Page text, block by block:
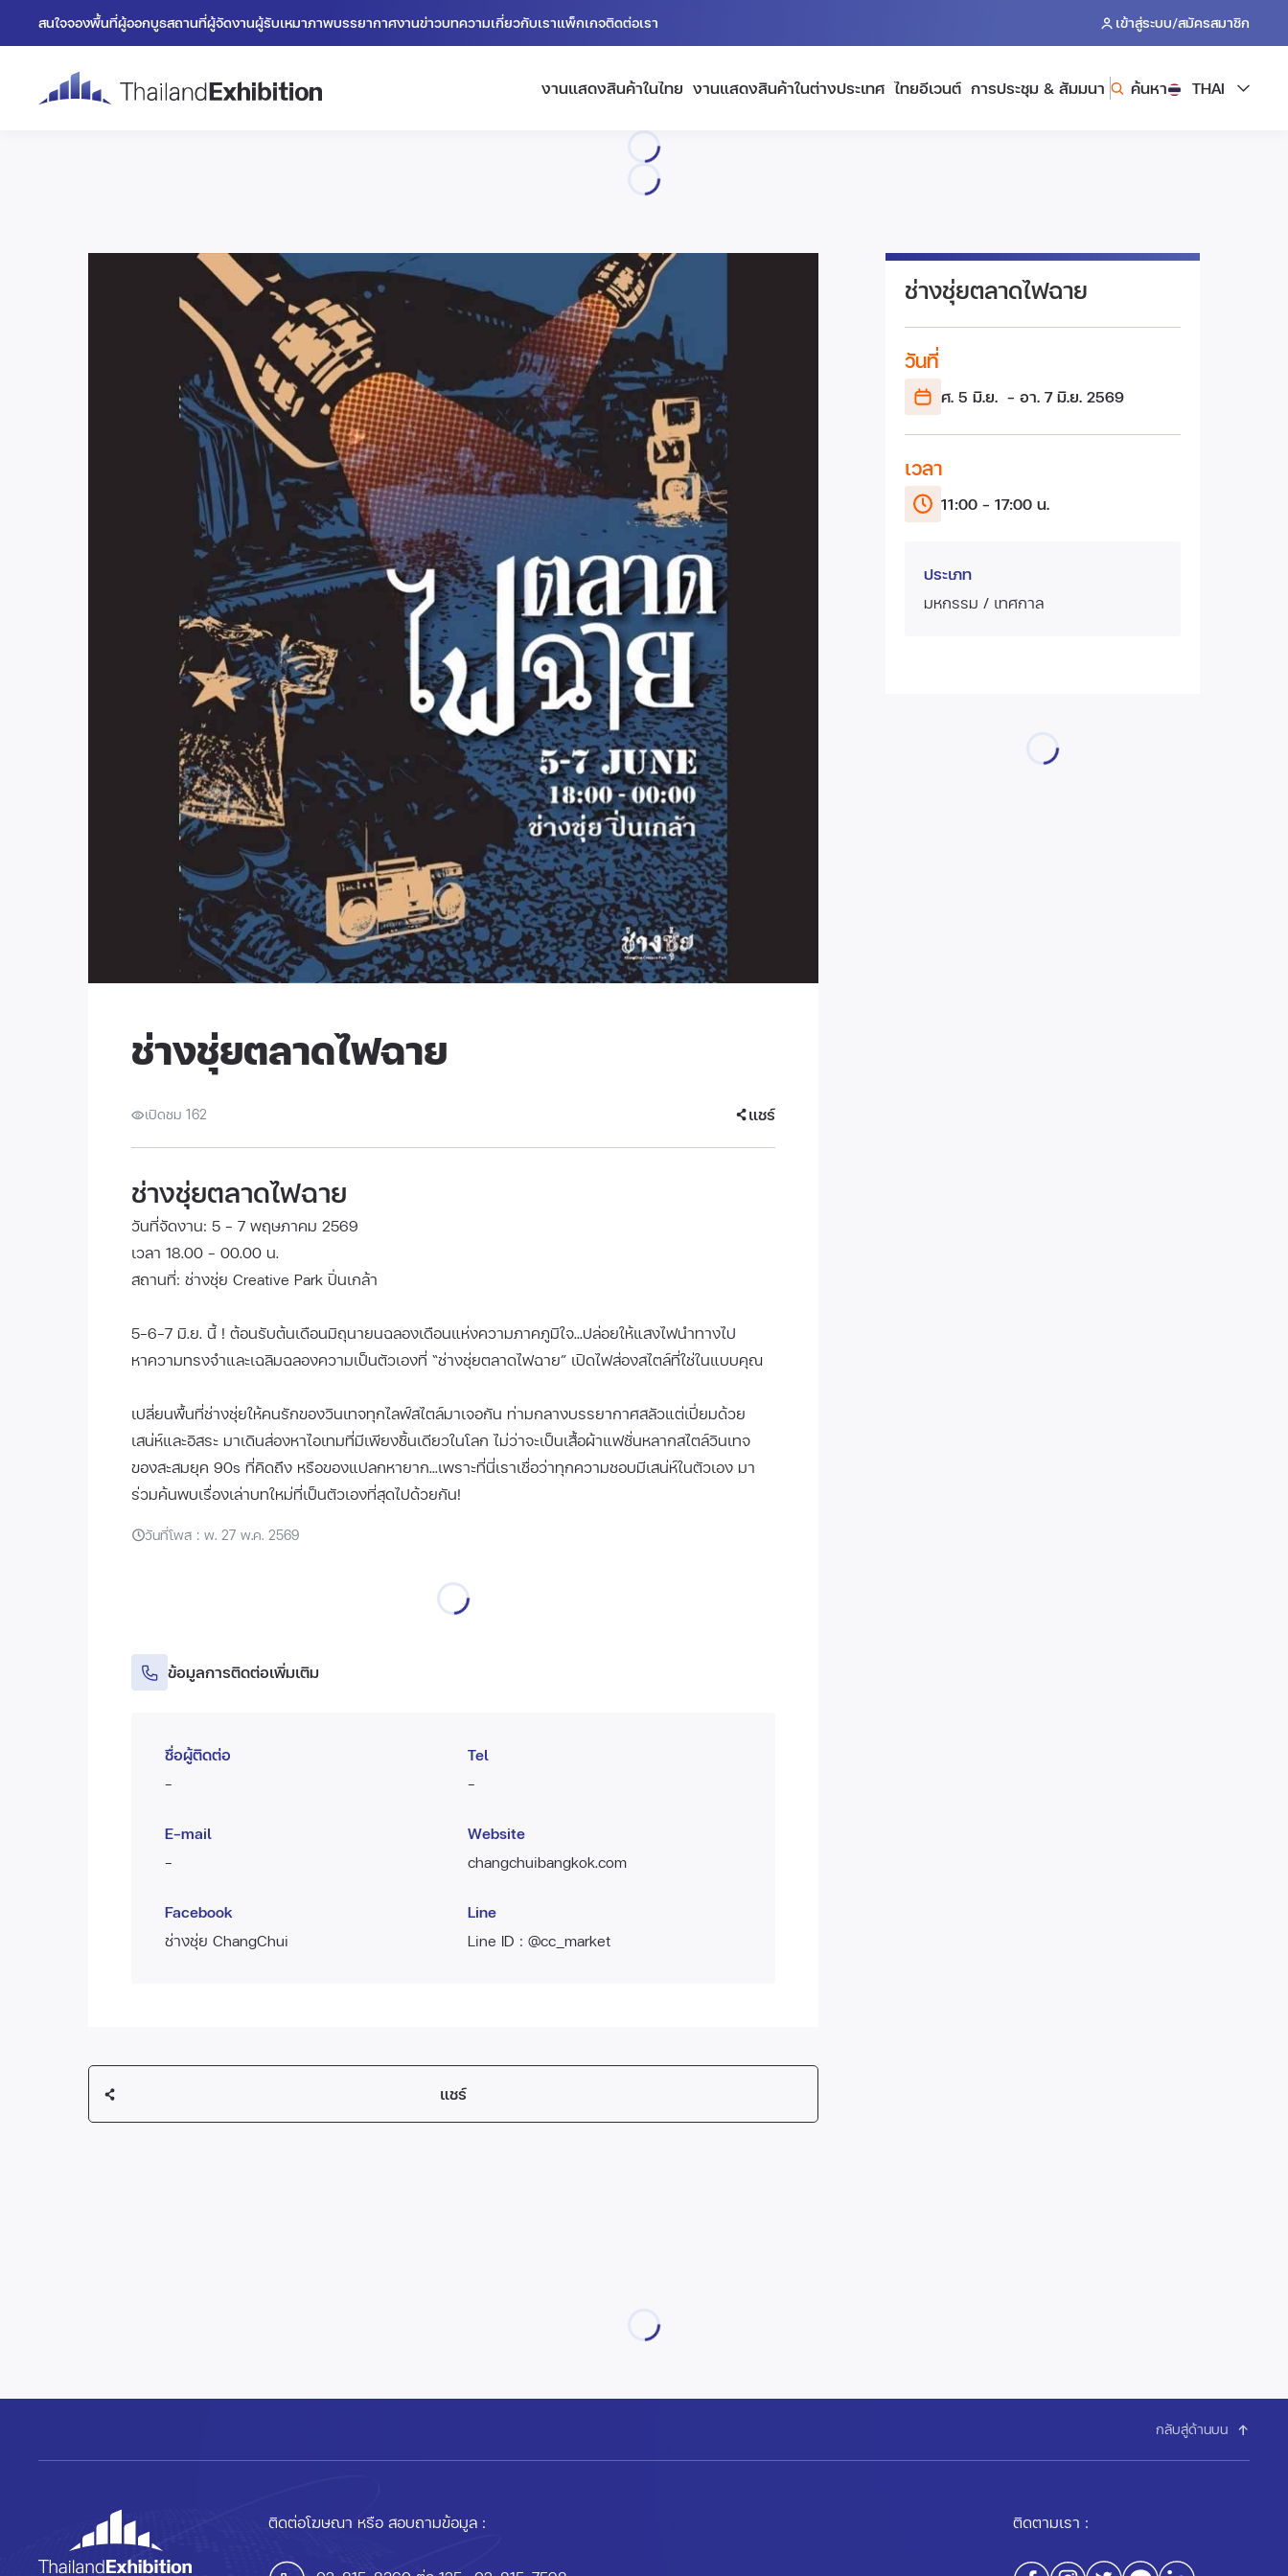
สนใจจองพื้นที่ผู้ออกบูธสถานที่ผู้จัดงานผู้รับเหมาภาพบรรยากาศงานข่าวบทความเกี่ยวกับเราแพ็กเกจติดต่อเรา เข้าสู่ระบบ/สมัครสมาชิก
งานแสดงสินค้าในไทย งานแสดงสินค้าในต่างประเทศ ไทยอีเวนต์ การประชุม & สัมมนา ค้นหา THAI
ช่างชุ่ยตลาดไฟฉาย
วันที่
ศ. 5 มิ.ย. - อา. 7 มิ.ย. 2569
เวลา
11:00 - 17:00 น.
ประเภท
มหกรรม / เทศกาล
ช่างชุ่ยตลาดไฟฉาย
เปิดชม 162 แชร์
ช่างชุ่ยตลาดไฟฉาย
วันที่จัดงาน: 5 - 7 พฤษภาคม 2569
เวลา 18.00 - 00.00 น.
สถานที่: ช่างชุ่ย Creative Park ปิ่นเกล้า
5-6-7 มิ.ย. นี้ ! ต้อนรับต้นเดือนมิถุนายนฉลองเดือนแห่งความภาคภูมิใจ...ปล่อยให้แสงไฟนำทางไป
หาความทรงจำและเฉลิมฉลองความเป็นตัวเองที่ “ช่างชุ่ยตลาดไฟฉาย” เปิดไฟส่องสไตล์ที่ใช่ในแบบคุณ
เปลี่ยนพื้นที่ช่างชุ่ยให้คนรักของวินเทจทุกไลฟ์สไตล์มาเจอกัน ท่ามกลางบรรยากาศสลัวแต่เปี่ยมด้วย
เสน่ห์และอิสระ มาเดินส่องหาไอเทมที่มีเพียงชิ้นเดียวในโลก ไม่ว่าจะเป็นเสื้อผ้าแฟชั่นหลากสไตล์วินเทจ
ของสะสมยุค 90s ที่คิดถึง หรือของแปลกหายาก...เพราะที่นี่เราเชื่อว่าทุกความชอบมีเสน่ห์ในตัวเอง มา
ร่วมค้นพบเรื่องเล่าบทใหม่ที่เป็นตัวเองที่สุดไปด้วยกัน!
วันที่โพส : พ. 27 พ.ค. 2569
ข้อมูลการติดต่อเพิ่มเติม
ชื่อผู้ติดต่อ
-
Tel
-
E-mail
-
Website
changchuibangkok.com
Facebook
ช่างชุ่ย ChangChui
Line
Line ID : @cc_market
แชร์
กลับสู่ด้านบน
ติดต่อโฆษณา หรือ สอบถามข้อมูล : ติดตามเรา :